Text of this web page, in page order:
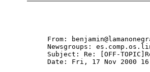
From:
Newsgroups:
Subject: Re: [OFF-
Date: Fri, 17 Nov 2000